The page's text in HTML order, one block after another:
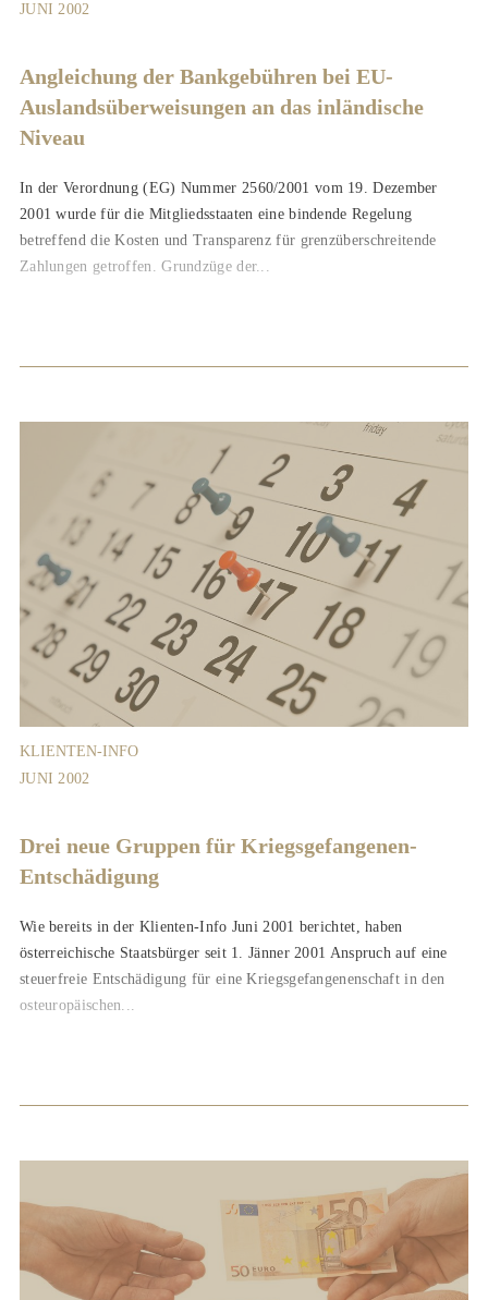
JUNI 2002
Angleichung der Bankgebühren bei EU-
Auslandsüberweisungen an das inländische
Niveau
In der Verordnung (EG) Nummer 2560/2001 vom 19. Dezember
2001 wurde für die Mitgliedsstaaten eine bindende Regelung
betreffend die Kosten und Transparenz für grenzüberschreitende
Zahlungen getroffen. Grundzüge der...
KLIENTEN-INFO
JUNI 2002
Drei neue Gruppen für Kriegsgefangenen-
Entschädigung
Wie bereits in der Klienten-Info Juni 2001 berichtet, haben
österreichische Staatsbürger seit 1. Jänner 2001 Anspruch auf eine
steuerfreie Entschädigung für eine Kriegsgefangenenschaft in den
osteuropäischen...